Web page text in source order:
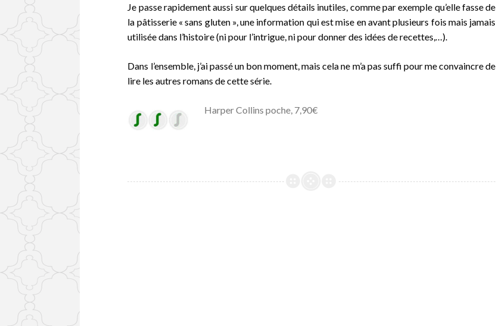
Je passe rapidement aussi sur quelques détails inutiles, comme par exemple qu’elle fasse de
la pâtisserie « sans gluten », une information qui est mise en avant plusieurs fois mais jamais
utilisée dans l’histoire (ni pour l’intrigue, ni pour donner des idées de recettes,…).
Dans l’ensemble, j’ai passé un bon moment, mais cela ne m’a pas suffi pour me convaincre de
lire les autres romans de cette série.
Harper Collins poche, 7,90€